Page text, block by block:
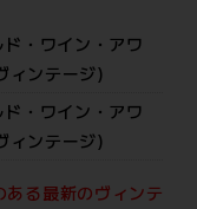
・ワイン・アワ
ンテージ)
・ワイン・アワ
ンテージ)
る最新のヴィンテ